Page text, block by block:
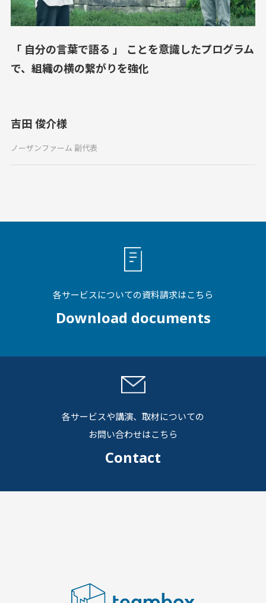
「 自分の言葉で語る 」 ことを意識したプログラム
で、組織の横の繋がりを強化
吉田 俊介様
ノーザンファーム 副代表
各サービスについての資料請求はこちら
Download documents
各サービスや講演、取材についての
お問い合わせはこちら
Contact